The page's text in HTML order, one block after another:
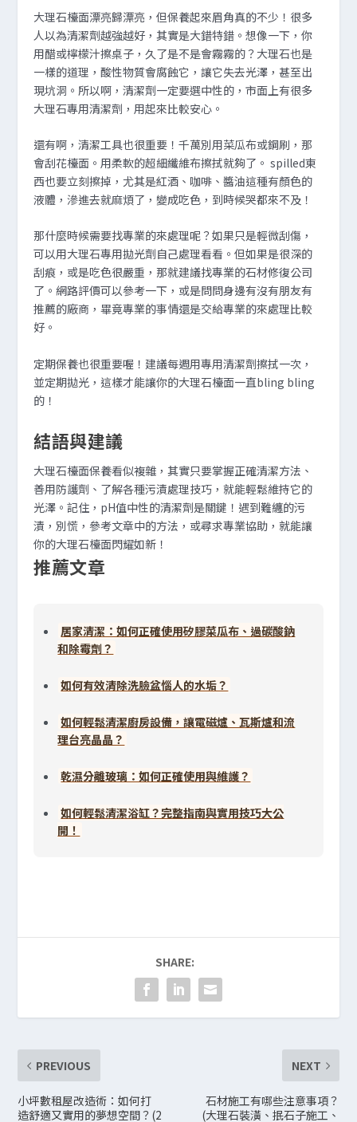
大理石檯面漂亮歸漂亮，但保養起來眉角真的不少！很多
人以為清潔劑越強越好，其實是大錯特錯。想像一下，你
用醋或檸檬汁擦桌子，久了是不是會霧霧的？大理石也是
一樣的道理，酸性物質會腐蝕它，讓它失去光澤，甚至出
現坑洞。所以啊，清潔劑一定要選中性的，市面上有很多
大理石專用清潔劑，用起來比較安心。
還有啊，清潔工具也很重要！千萬別用菜瓜布或鋼刷，那
會刮花檯面。用柔軟的超細纖維布擦拭就夠了。 spilled東
西也要立刻擦掉，尤其是紅酒、咖啡、醬油這種有顏色的
液體，滲進去就麻煩了，變成吃色，到時候哭都來不及！
那什麼時候需要找專業的來處理呢？如果只是輕微刮傷，
可以用大理石專用拋光劑自己處理看看。但如果是很深的
刮痕，或是吃色很嚴重，那就建議找專業的石材修復公司
了。網路評價可以參考一下，或是問問身邊有沒有朋友有
推薦的廠商，畢竟專業的事情還是交給專業的來處理比較
好。
定期保養也很重要喔！建議每週用專用清潔劑擦拭一次，
並定期拋光，這樣才能讓你的大理石檯面一直bling bling
的！
結語與建議
大理石檯面保養看似複雜，其實只要掌握正確清潔方法、
善用防護劑、了解各種污漬處理技巧，就能輕鬆維持它的
光澤。記住，pH值中性的清潔劑是關鍵！遇到難纏的污
漬，別慌，參考文章中的方法，或尋求專業協助，就能讓
你的大理石檯面閃耀如新！
推薦文章
居家清潔：如何正確使用矽膠菜瓜布、過碳酸鈉
和除霉劑？
如何有效清除洗臉盆惱人的水垢？
如何輕鬆清潔廚房設備，讓電磁爐、瓦斯爐和流
理台亮晶晶？
乾濕分離玻璃：如何正確使用與維護？
如何輕鬆清潔浴缸？完整指南與實用技巧大公
開！
SHARE:
PREVIOUS
小坪數租屋改造術：如何打
造舒適又實用的夢想空間？(2
NEXT
石材施工有哪些注意事項？
(大理石裝潢、抿石子施工、